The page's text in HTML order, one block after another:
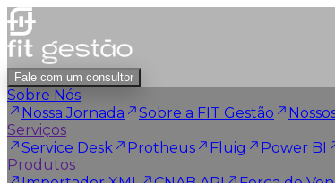
Fale com um consultor
Sobre Nós
Nossa Jornada
Sobre a FIT Gestão
Serviços
Service Desk
Protheus Fluig Power BI
Produtos